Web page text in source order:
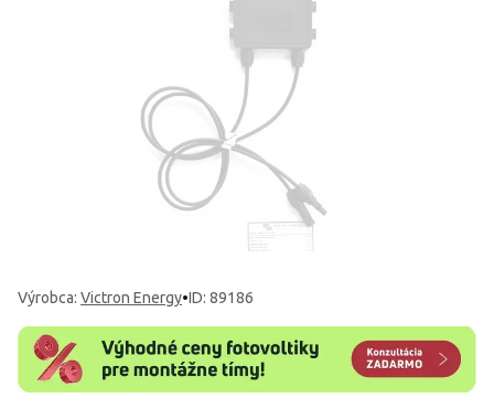
Výrobca: Victron Energy•ID: 89186